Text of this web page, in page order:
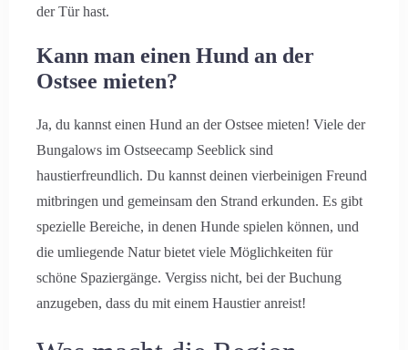
der Tür hast.
Kann man einen Hund an der
Ostsee mieten?
Ja, du kannst einen Hund an der Ostsee mieten! Viele der
Bungalows im Ostseecamp Seeblick sind
haustierfreundlich. Du kannst deinen vierbeinigen Freund
mitbringen und gemeinsam den Strand erkunden. Es gibt
spezielle Bereiche, in denen Hunde spielen können, und
die umliegende Natur bietet viele Möglichkeiten für
schöne Spaziergänge. Vergiss nicht, bei der Buchung
anzugeben, dass du mit einem Haustier anreist!